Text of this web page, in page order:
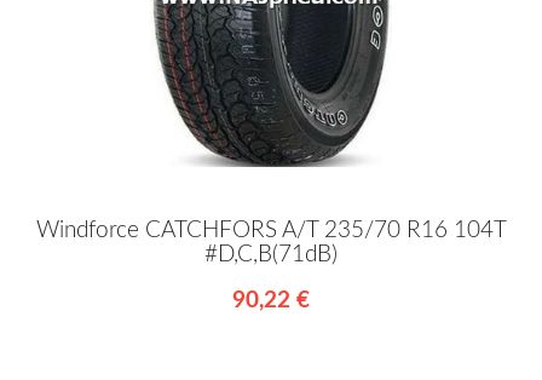
Windforce CATCHFORS A/T 235/70 R16 104T
#D,C,B(71dB)
90,22 €